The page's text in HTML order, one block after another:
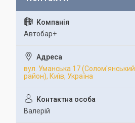
Автобар+
вул. Уманська 17 (Солом'янський
район), Київ, Україна
Валерій